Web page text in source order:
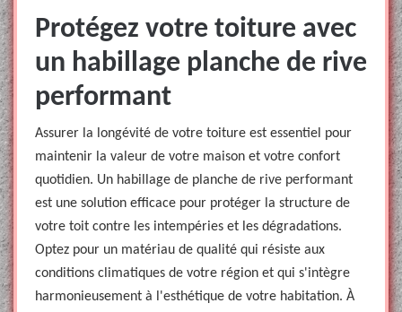
Protégez votre toiture avec
un habillage planche de rive
performant
Assurer la longévité de votre toiture est essentiel pour
maintenir la valeur de votre maison et votre confort
quotidien. Un habillage de planche de rive performant
est une solution efficace pour protéger la structure de
votre toit contre les intempéries et les dégradations.
Optez pour un matériau de qualité qui résiste aux
conditions climatiques de votre région et qui s'intègre
harmonieusement à l'esthétique de votre habitation. À